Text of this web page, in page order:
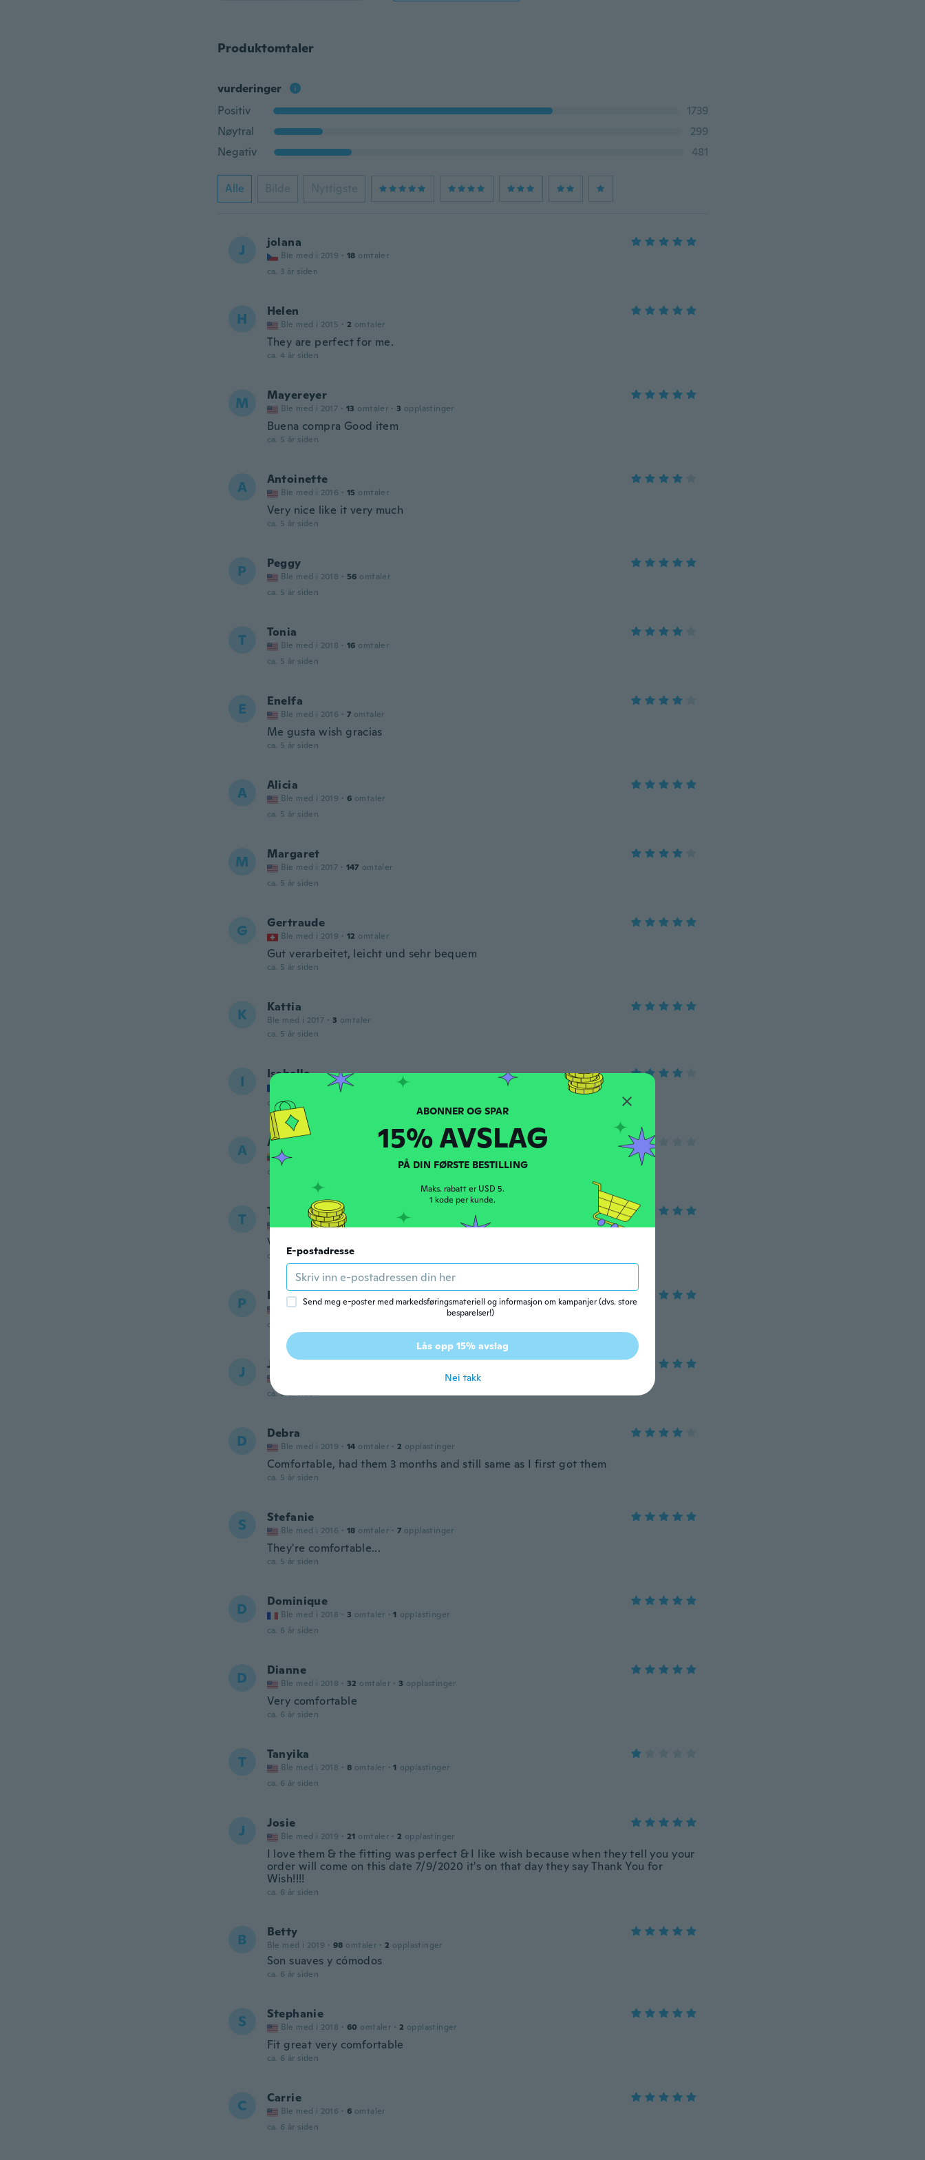
Produktomtaler
vurderinger
Positiv
1739
Nøytral
299
Negativ
481
Alle Bilde Nyttigste
J jolana
Ble med i 2019 · 18 omtaler
ca. 3 år siden
H Helen
Ble med i 2015 · 2 omtaler
They are perfect for me.
ca. 4 år siden
M Mayereyer
Ble med i 2017 · 13 omtaler · 3 opplastinger
Buena compra Good item
ca. 5 år siden
A Antoinette
Ble med i 2016 · 15 omtaler
Very nice like it very much
ca. 5 år siden
P Peggy
Ble med i 2018 · 56 omtaler
ca. 5 år siden
T Tonia
Ble med i 2018 · 16 omtaler
ca. 5 år siden
E Enelfa
Ble med i 2016 · 7 omtaler
Me gusta wish gracias
ca. 5 år siden
A Alicia
Ble med i 2019 · 6 omtaler
ca. 5 år siden
M Margaret
Ble med i 2017 · 147 omtaler
ca. 5 år siden
G Gertraude
Ble med i 2019 · 12 omtaler
Gut verarbeitet, leicht und sehr bequem
ca. 5 år siden
K Kattia
Ble med i 2017 · 3 omtaler
ca. 5 år siden
I Isabelle
Ble med i 2018 · 2 omtaler
ca. 5 år siden
A Asta
Ble med i 2018
ca. 5 år siden
T Theresa
Ble med i 2016 · 14
Very comfortable & cute color
ca. 5 år siden
P Paula
Ble med i 2017 44
ca. 5 år siden
J Janet
ca. 5 år siden
D Debra
Ble med i 2019 · 14 omtaler · 2 opplastinger
Comfortable, had them 3 months and still same as I first got them
ca. 5 år siden
S Stefanie
Ble med i 2016 · 18 omtaler · 7 opplastinger
They're comfortable...
ca. 5 år siden
D Dominique
Ble med i 2018 · 3 omtaler · 1 opplastinger
ca. 6 år siden
D Dianne
Ble med i 2018 · 32 omtaler · 3 opplastinger
Very comfortable
ca. 6 år siden
T Tanyika
Ble med i 2018 · 8 omtaler · 1 opplastinger
ca. 6 år siden
J Josie
Ble med i 2019 · 21 omtaler · 2 opplastinger
I love them & the fitting was perfect & I like wish because when they tell you your
order will come on this date 7/9/2020 it's on that day they say Thank You for
Wish!!!!
ca. 6 år siden
B Betty
Ble med i 2019 · 98 omtaler · 2 opplastinger
Son suaves y cómodos
ca. 6 år siden
S Stephanie
Ble med i 2018 · 60 omtaler · 2 opplastinger
Fit great very comfortable
ca. 6 år siden
C Carrie
Ble med i 2016 · 6 omtaler
ca. 6 år siden
15% AVSLAG
PÅ DIN FØRSTE BESTILLING
Maks. rabatt er USD 5.
1 kode per kunde.
E-postadresse
Send meg e-poster med markedsføringsmateriell og informasjon om kampanjer (dvs. store
besparelser!)
Lås opp 15% avslag
Nei takk